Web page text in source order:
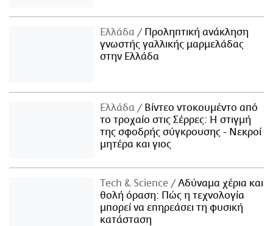
Ελλάδα
Προληπτική ανάκληση
γνωστής γαλλικής μαρμελάδας
στην Ελλάδα
Ελλάδα
Βίντεο ντοκουμέντο από
το τροχαίο στις Σέρρες: Η στιγμή
της σφοδρής σύγκρουσης - Νεκροί
μητέρα και γιος
Τech & Science
Αδύναμα χέρια και
θολή όραση: Πώς η τεχνολογία
μπορεί να επηρεάσει τη φυσική
κατάσταση